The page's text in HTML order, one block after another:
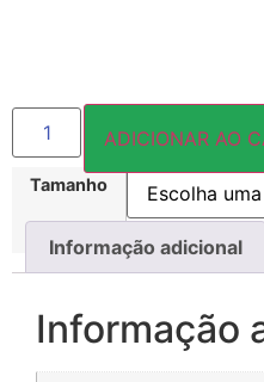
Tamanho
ADICIONAR AO
Informação adicional
Informação